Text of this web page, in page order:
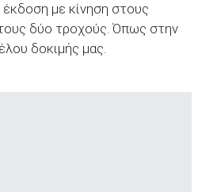
με κίνηση στους
δύο τροχούς. Όπως στην
δοκιμής μας.